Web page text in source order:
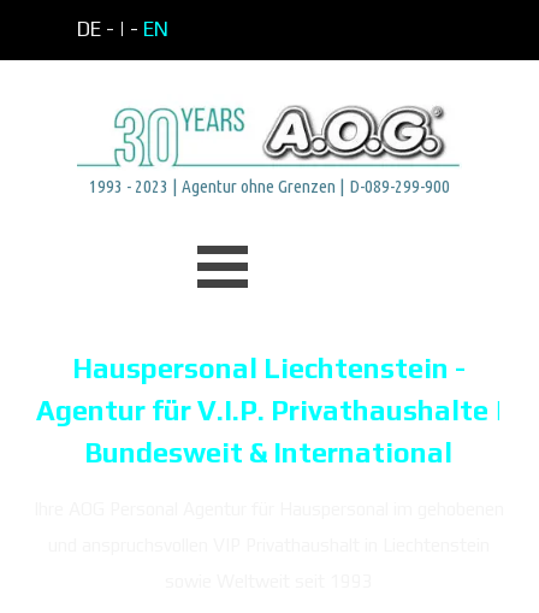
DE - | - EN
1993 - 2023 | Agentur ohne Grenzen | D-089-299-900
Hauspersonal Liechtenstein -
Agentur für V.I.P. Privathaushalte |
Bundesweit & International